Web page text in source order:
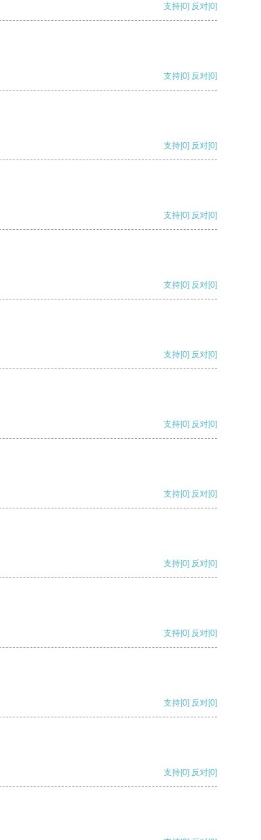
支持[0] 反对[0]
支持[0] 反对[0]
支持[0] 反对[0]
支持[0] 反对[0]
支持[0] 反对[0]
支持[0] 反对[0]
支持[0] 反对[0]
支持[0] 反对[0]
支持[0] 反对[0]
支持[0] 反对[0]
支持[0] 反对[0]
支持[0] 反对[0]